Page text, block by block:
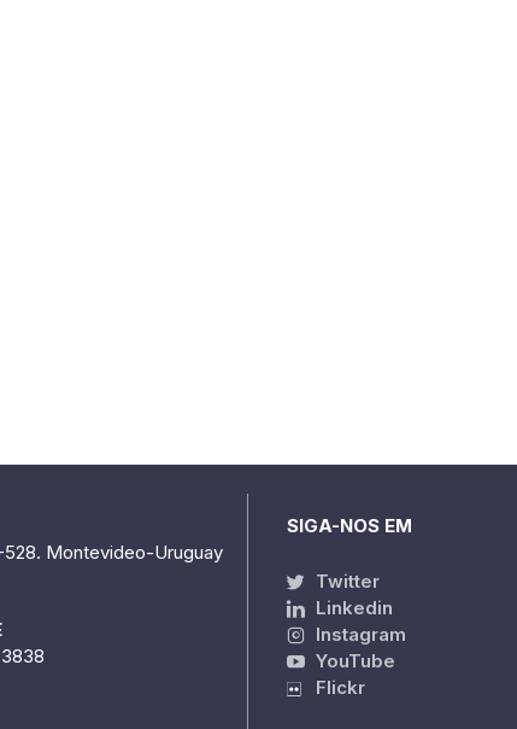
528. Montevideo-Uruguay
SIGA-NOS EM
Twitter
Linkedin
Instagram
YouTube
Flickr